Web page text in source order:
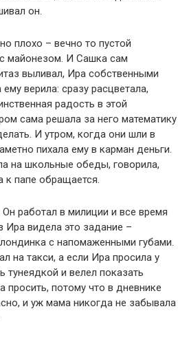
он.
плохо – вечно то пустой
майонезом. И Сашка сам
выливал, Ира собственными
верила: сразу расцветала,
радость в этой
сама решала за него математику
И утром, когда они шли в
пихала ему в карман деньги.
на школьные обеды, говорила,
к папе обращается.
работал в милиции и все время
Ира видела это задание –
с напомаженными губами.
на такси, а если Ира просила у
тунеядкой и велел показать
просить, потому что в дневнике
и уж мама никогда не забывала